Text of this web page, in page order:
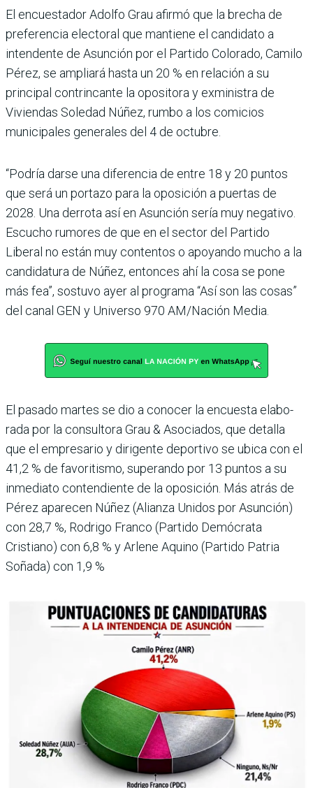
El encuestador Adolfo Grau afirmó que la brecha de
preferen­cia electoral que mantiene el candidato a
intendente de Asunción por el Partido Colorado, Camilo
Pérez, se ampliará hasta un 20 % en relación a su
principal contrincante la opositora y exministra de
Viviendas Soledad Núñez, rumbo a los comicios
municipales generales del 4 de octubre.
“Podría darse una diferen­cia de entre 18 y 20 puntos
que será un portazo para la oposición a puertas de
2028. Una derrota así en Asunción sería muy negativo.
Escucho rumores de que en el sector del Partido
Liberal no están muy contentos o apoyando mucho a la
candidatura de Núñez, entonces ahí la cosa se pone
más fea”, sostuvo ayer al programa “Así son las cosas”
del canal GEN y Universo 970 AM/Nación Media.
El pasado martes se dio a conocer la encuesta elabo­
rada por la consultora Grau & Asociados, que detalla
que el empresario y dirigente deportivo se ubica con el
41,2 % de favoritismo, superando por 13 puntos a su
inmediato contendiente de la oposición. Más atrás de
Pérez apare­cen Núñez (Alianza Uni­dos por Asunción)
con 28,7 %, Rodrigo Franco (Partido Demócrata
Cristiano) con 6,8 % y Arlene Aquino (Partido Patria
Soñada) con 1,9 %